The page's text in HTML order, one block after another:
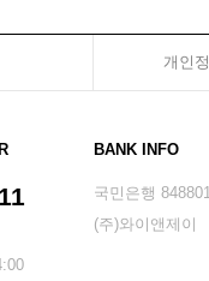
개인
BANK INFO
국민은행
(주)와이앤제이